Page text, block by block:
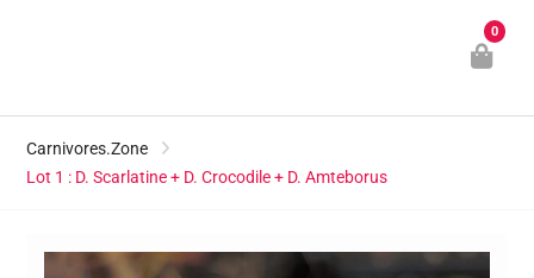
0
Carnivores.Zone
Lot 1 : D. Scarlatine + D. Crocodile + D. Amteborus